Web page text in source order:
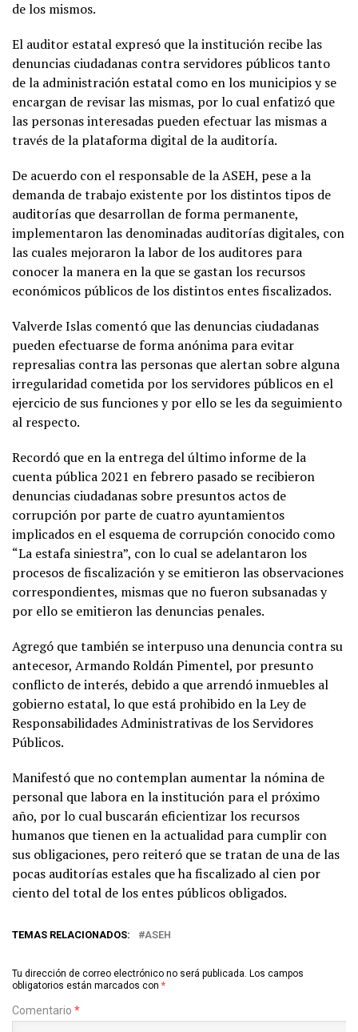
de los mismos.
El auditor estatal expresó que la institución recibe las
denuncias ciudadanas contra servidores públicos tanto
de la administración estatal como en los municipios y se
encargan de revisar las mismas, por lo cual enfatizó que
las personas interesadas pueden efectuar las mismas a
través de la plataforma digital de la auditoría.
De acuerdo con el responsable de la ASEH, pese a la
demanda de trabajo existente por los distintos tipos de
auditorías que desarrollan de forma permanente,
implementaron las denominadas auditorías digitales, con
las cuales mejoraron la labor de los auditores para
conocer la manera en la que se gastan los recursos
económicos públicos de los distintos entes fiscalizados.
Valverde Islas comentó que las denuncias ciudadanas
pueden efectuarse de forma anónima para evitar
represalias contra las personas que alertan sobre alguna
irregularidad cometida por los servidores públicos en el
ejercicio de sus funciones y por ello se les da seguimiento
al respecto.
Recordó que en la entrega del último informe de la
cuenta pública 2021 en febrero pasado se recibieron
denuncias ciudadanas sobre presuntos actos de
corrupción por parte de cuatro ayuntamientos
implicados en el esquema de corrupción conocido como
“La estafa siniestra”, con lo cual se adelantaron los
procesos de fiscalización y se emitieron las observaciones
correspondientes, mismas que no fueron subsanadas y
por ello se emitieron las denuncias penales.
Agregó que también se interpuso una denuncia contra su
antecesor, Armando Roldán Pimentel, por presunto
conflicto de interés, debido a que arrendó inmuebles al
gobierno estatal, lo que está prohibido en la Ley de
Responsabilidades Administrativas de los Servidores
Públicos.
Manifestó que no contemplan aumentar la nómina de
personal que labora en la institución para el próximo
año, por lo cual buscarán eficientizar los recursos
humanos que tienen en la actualidad para cumplir con
sus obligaciones, pero reiteró que se tratan de una de las
pocas auditorías estales que ha fiscalizado al cien por
ciento del total de los entes públicos obligados.
TEMAS RELACIONADOS: ASEH
Tu dirección de correo electrónico no será publicada. Los campos
obligatorios están marcados con *
Comentario *